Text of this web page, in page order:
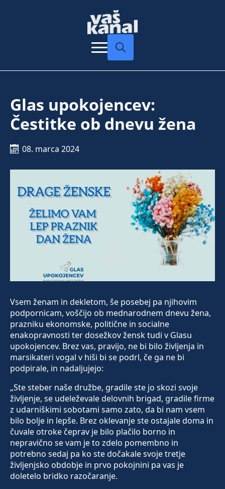
Glas upokojencev:
Čestitke ob dnevu žena
08. marca 2024
Vsem ženam in dekletom, še posebej pa njihovim
podpornicam, voščijo ob mednarodnem dnevu žena,
prazniku ekonomske, politične in socialne
enakopravnosti ter dosežkov žensk tudi v Glasu
upokojencev. Brez vas, pravijo, ne bi bilo življenja in
marsikateri vogal v hiši bi se podrl, če ga ne bi
podpirale, in nadaljujejo:
„Ste steber naše družbe, gradile ste jo skozi svoje
življenje, se udeleževale delovnih brigad, gradile firme
z udarniškimi sobotami samo zato, da bi nam vsem
bilo bolje in lepše. Brez oklevanje ste ostajale doma in
čuvale otroke čeprav je bilo plačilo borno in
nepravično se vam je to zdelo pomembno in
potrebno sedaj pa ko ste dočakale svoje tretje
življenjsko obdobje in prvo pokojnini pa vas je
doletelo bridko razočaranje.